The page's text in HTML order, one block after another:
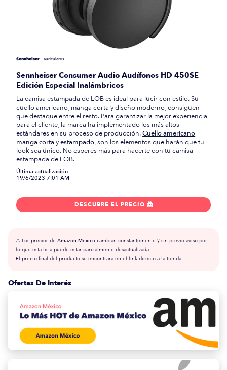
Sennheiser auriculares
Sennheiser Consumer Audio Audífonos HD 450SE
Edición Especial Inalámbricos
La camisa estampada de LOB es ideal para lucir con estilo. Su
cuello americano, manga corta y diseño moderno, consiguen
que destaque entre el resto. Para garantizar la mejor experiencia
para el cliente, la marca ha implementado los más altos
estándares en su proceso de producción.Cuello americano,
manga cortayestampado, son los elementos que harán que tu
look sea único. No esperes más para hacerte con tu camisa
estampada de LOB.
Última actualización
19/6/2023 7:01 AM
DESCUBRE EL PRECIO 
⚠️ Los precios de Amazon México cambian constantemente y sin previo aviso por
lo que esta lista puede estar parcialmente desactualizada.
El precio final del producto se encontrará en el link directo a la tienda.
Ofertas De Interés